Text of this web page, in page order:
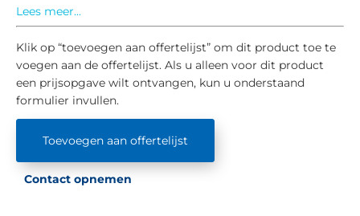
Lees meer...
Klik op “toevoegen aan offertelijst” om dit product toe te
voegen aan de offertelijst. Als u alleen voor dit product
een prijsopgave wilt ontvangen, kun u onderstaand
formulier invullen.
Toevoegen aan offertelijst
Contact opnemen